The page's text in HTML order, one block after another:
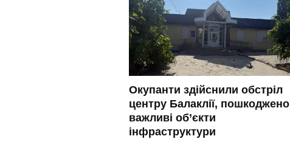
Окупанти здійснили обстріл
центру Балаклії, пошкоджено
важливі об’єкти
інфраструктури